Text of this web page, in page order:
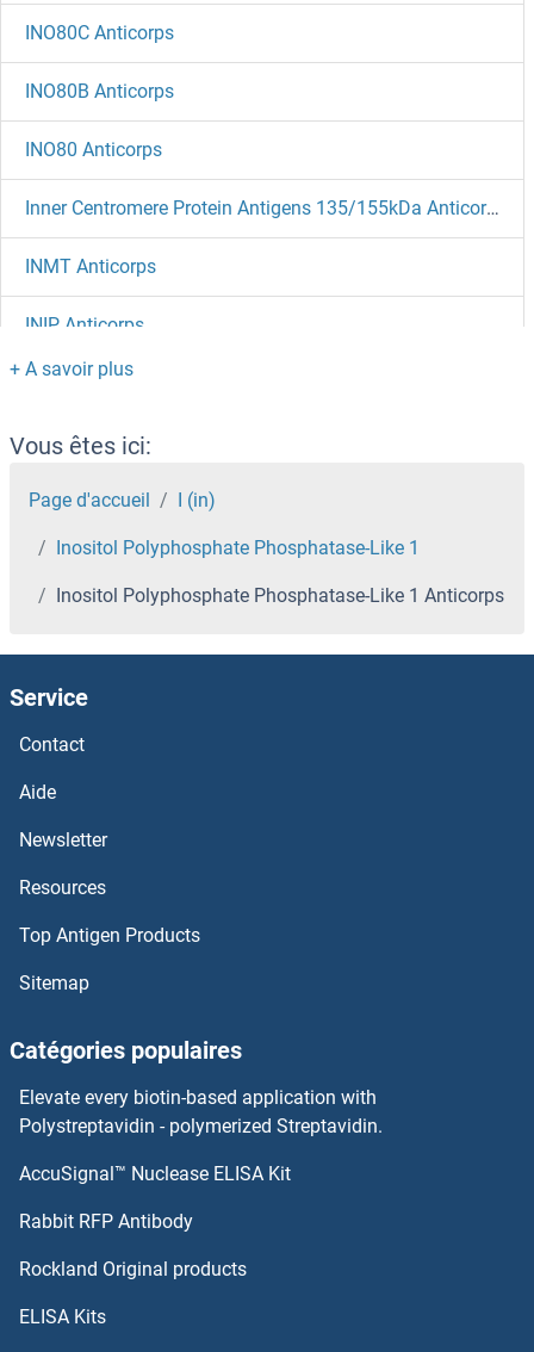
INO80C Anticorps
INO80B Anticorps
INO80 Anticorps
Inner Centromere Protein Antigens 135/155kDa Anticorps
INMT Anticorps
INIP Anticorps
Inhibin, beta A Anticorps
Inhibin alpha Anticorps
Inhibin Anticorps
INHBB Anticorps
ING5 Anticorps
ING4 Anticorps
Influenza Virus Nucleoprotein Anticorps
INPP4A Anticorps
INPP4B Anticorps
Vous êtes ici:
Page d'accueil I (in)
Inositol Polyphosphate Phosphatase-Like 1
Inositol Polyphosphate Phosphatase-Like 1 Anticorps
Service
Contact
Aide
Newsletter
Resources
Top Antigen Products
Sitemap
Catégories populaires
Elevate every biotin-based application with
Polystreptavidin - polymerized Streptavidin.
AccuSignal™ Nuclease ELISA Kit
Rabbit RFP Antibody
Rockland Original products
ELISA Kits